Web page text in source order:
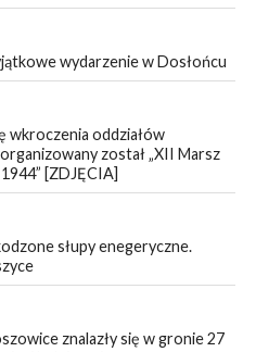
wydarzenie w Dosłońcu
wkroczenia oddziałów
został „XII Marsz
[ZDJĘCIA]
słupy enegeryczne.
znalazły się w gronie 27